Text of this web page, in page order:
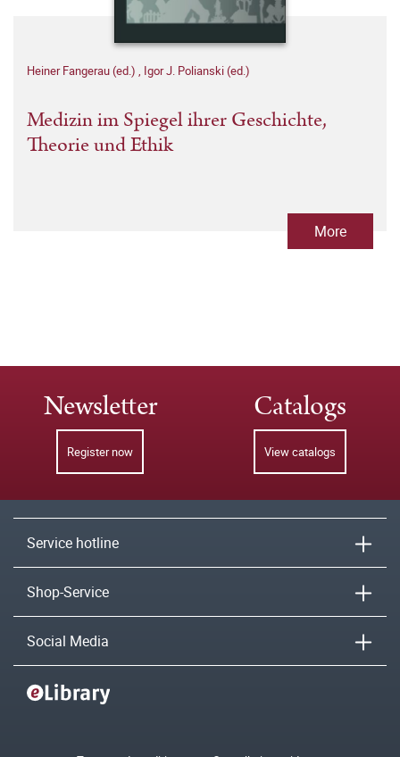
Heiner Fangerau (ed.) , Igor J. Polianski (ed.)
Medizin im Spiegel ihrer Geschichte,
Theorie und Ethik
More
Newsletter
Register now
Catalogs
View catalogs
Service hotline
Shop-Service
Social Media